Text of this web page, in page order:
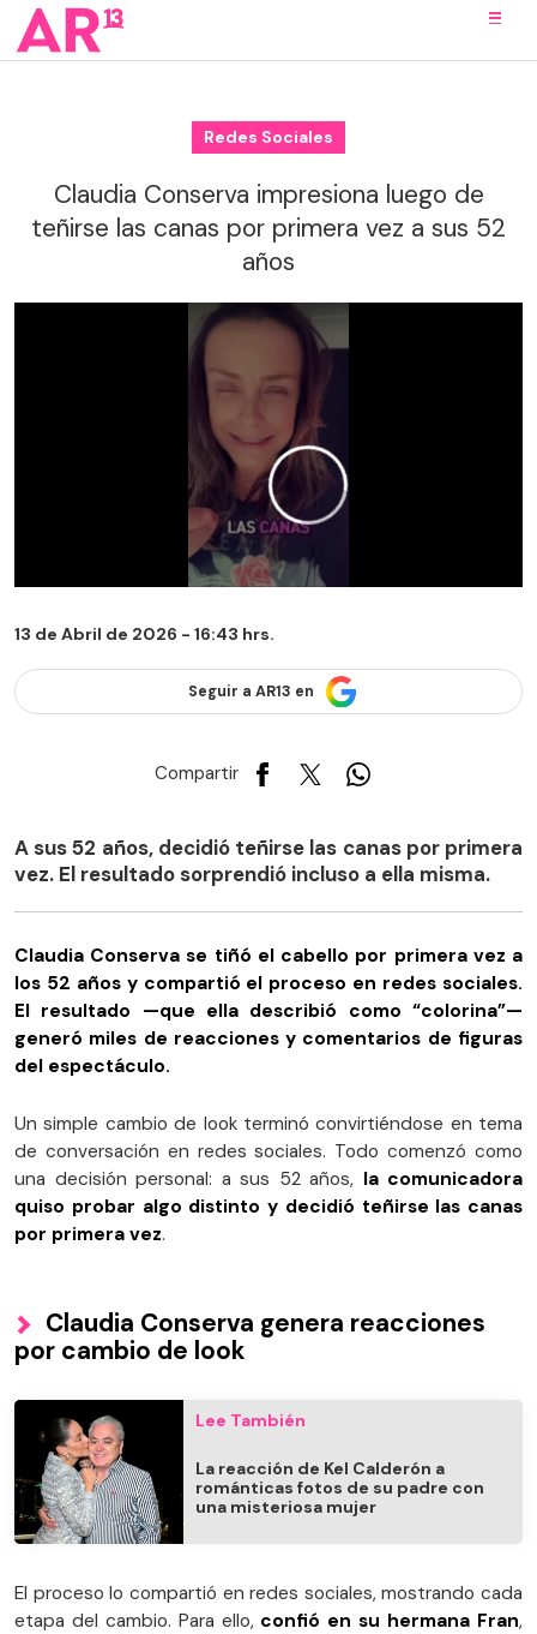
Redes Sociales
Claudia Conserva impresiona luego de
teñirse las canas por primera vez a sus 52
años
13 de Abril de 2026 - 16:43 hrs.
Seguir a AR13 en
Compartir
A sus 52 años, decidió teñirse las canas por primera
vez. El resultado sorprendió incluso a ella misma.
Claudia Conserva se tiñó el cabello por primera vez a
los 52 años y compartió el proceso en redes sociales.
El resultado —que ella describió como “colorina”—
generó miles de reacciones y comentarios de figuras
del espectáculo.
Un simple cambio de look terminó convirtiéndose en tema
de conversación en redes sociales. Todo comenzó como
una decisión personal: a sus 52 años, la comunicadora
quiso probar algo distinto y decidió teñirse las canas
por primera vez.
Claudia Conserva genera reacciones
por cambio de look
Lee También
La reacción de Kel Calderón a
románticas fotos de su padre con
una misteriosa mujer
El proceso lo compartió en redes sociales, mostrando cada
etapa del cambio. Para ello, confió en su hermana Fran,